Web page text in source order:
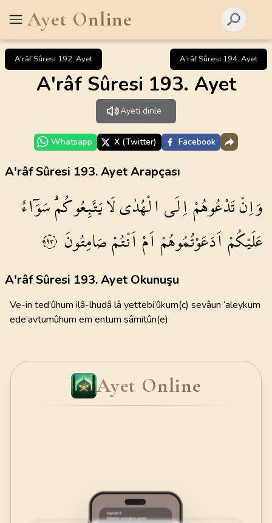
Ayet Online
A'râf Sûresi 192. Ayet A'râf Sûresi 194. Ayet
A'râf Sûresi 193. Ayet
Ayeti dinle
Whatsapp X (Twitter) Facebook
A'râf Sûresi 193. Ayet Arapçası
وَاِنْتَدْعُوهُمْاِلَىالْهُدٰىلَايَتَّبِعُوكُمْۜسَوَٓاءٌ
عَلَيْكُمْاَدَعَوْتُمُوهُمْاَمْاَنْتُمْصَامِتُونَ ١٩٣
A'râf Sûresi 193. Ayet Okunuşu
Ve-in ted’ûhum ilâ-lhudâ lâ yettebi’ûkum(c) sevâun ‘aleykum
ede’avtumûhum em entum sâmitûn(e)
Ayet Online